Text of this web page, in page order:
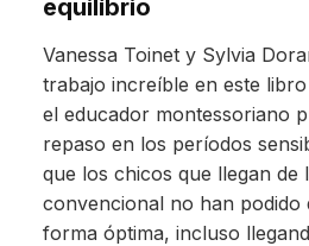
equilíbrio
Vanessa Toinet y Sylvia
trabajo increíble en este
el educador montessoriano
repaso en los períodos
que los chicos que llegan de
convencional no han podido
forma óptima, incluso